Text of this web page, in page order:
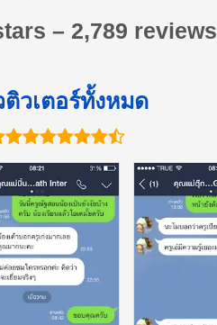
– 2,789 reviews
ติวเตอร์ทั้งหมด